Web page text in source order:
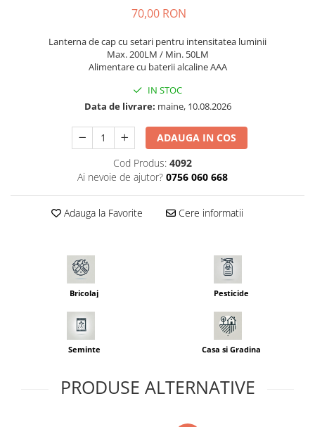
Plante medicinale
Seminte broccoli
Seminte castraveti
Seminte ceapa
Seminte de Gulii
Seminte de Patrunjel
Seminte dovleac decorativ
Seminte dovlecel / dovleac
Seminte fasole
Seminte mazare
Seminte morcovi
Seminte pastarnac
Seminte ridichi
70,00 RON
Lanterna de cap cu setari pentru intensitatea luminii
Max. 200LM / Min. 50LM
Alimentare cu baterii alcaline AAA
IN STOC
Data de livrare: maine, 10.08.2026
ADAUGA IN COS
Cod Produs: 4092
Ai nevoie de ajutor? 0756 060 668
Adauga la Favorite Cere informatii
Bricolaj Pesticide
Seminte Casa si Gradina
PRODUSE ALTERNATIVE